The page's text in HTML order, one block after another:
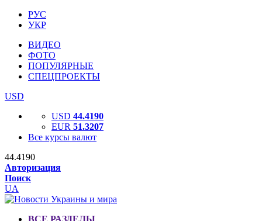
РУС
УКР
ВИДЕО
ФОТО
ПОПУЛЯРНЫЕ
СПЕЦПРОЕКТЫ
USD
USD 44.4190
EUR 51.3207
Все курсы валют
44.4190
Авторизация
Поиск
UA
ВСЕ РАЗДЕЛЫ